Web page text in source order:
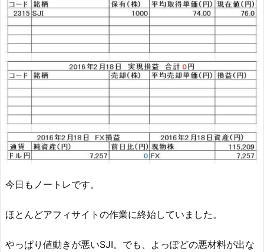
今日もノートレです。
ほとんどアフィサイトの作業に終始していました。
やっぱり値動きが悪いSJI。でも、よっぽどの悪材料が出な